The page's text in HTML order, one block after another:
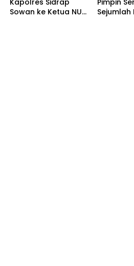
Kapolres Sidrap
Sowan ke Ketua NU
Pimpin
Sejumlah